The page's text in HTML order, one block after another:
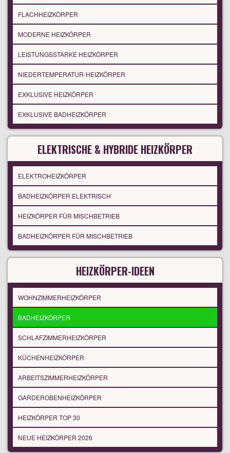
FLACHHEIZKÖRPER
MODERNE HEIZKÖRPER
LEISTUNGSSTARKE HEIZKÖRPER
NIEDERTEMPERATUR-HEIZKÖRPER
EXKLUSIVE HEIZKÖRPER
EXKLUSIVE BADHEIZKÖRPER
ELEKTRISCHE & HYBRIDE HEIZKÖRPER
ELEKTROHEIZKÖRPER
BADHEIZKÖRPER ELEKTRISCH
HEIZKÖRPER FÜR MISCHBETRIEB
BADHEIZKÖRPER FÜR MISCHBETRIEB
HEIZKÖRPER-IDEEN
WOHNZIMMERHEIZKÖRPER
BADHEIZKÖRPER
SCHLAFZIMMERHEIZKÖRPER
KÜCHENHEIZKÖRPER
ARBEITSZIMMERHEIZKÖRPER
GARDEROBENHEIZKÖRPER
HEIZKÖRPER TOP 30
NEUE HEIZKÖRPER 2026